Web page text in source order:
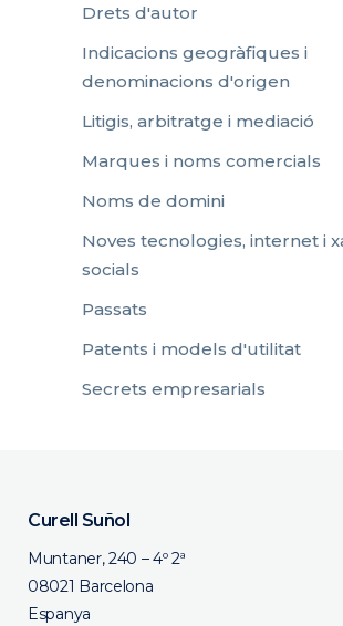
Drets d'autor
Indicacions geogràfiques i
denominacions d'origen
Litigis, arbitratge i mediació
Marques i noms comercials
Noms de domini
Noves tecnologies, internet i
socials
Passats
Patents i models d'utilitat
Secrets empresarials
Curell Suñol
Muntaner, 240 – 4º 2ª
08021 Barcelona
Espanya